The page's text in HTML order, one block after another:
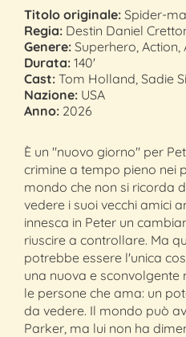
Titolo originale: Spider-
Regia: Destin Daniel
Genere: Superhero, Action,
Durata: 140'
Cast: Tom Holland, Sadie
Nazione: USA
Anno: 2026
È un "nuovo giorno" per
crimine a tempo pieno nei
mondo che non si ricorda
vedere i suoi vecchi amici
innesca in Peter un
riuscire a controllare. Ma
potrebbe essere l'unica
una nuova e
le persone che ama: un
da vedere. Il mondo può
Parker, ma lui non ha